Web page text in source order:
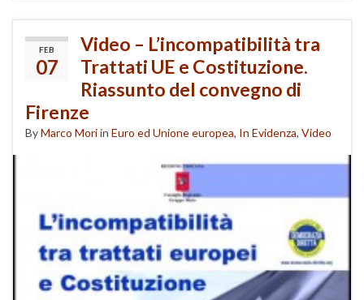
FEB
07
Video – L’incompatibilità tra
Trattati UE e Costituzione.
Riassunto del convegno di
Firenze
ByMarco Moriin Euro ed Unione europea, In Evidenza, Video